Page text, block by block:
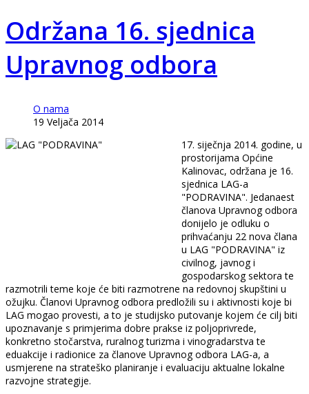
Održana 16. sjednica
Upravnog odbora
O nama
19 Veljača 2014
17. siječnja 2014. godine, u
prostorijama Općine
Kalinovac, održana je 16.
sjednica LAG-a
"PODRAVINA". Jedanaest
članova Upravnog odbora
donijelo je odluku o
prihvaćanju 22 nova člana
u LAG "PODRAVINA" iz
civilnog, javnog i
gospodarskog sektora te
razmotrili teme koje će biti razmotrene na redovnoj skupštini u
ožujku. Članovi Upravnog odbora predložili su i aktivnosti koje bi
LAG mogao provesti, a to je studijsko putovanje kojem će cilj biti
upoznavanje s primjerima dobre prakse iz poljoprivrede,
konkretno stočarstva, ruralnog turizma i vinogradarstva te
eduakcije i radionice za članove Upravnog odbora LAG-a, a
usmjerene na strateško planiranje i evaluaciju aktualne lokalne
razvojne strategije.